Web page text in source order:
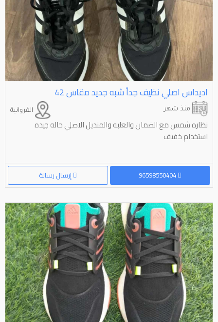
اديداس اصلي نظيف جداً شبه جديد مقاس ⁦⁦42⁩⁩
الفروانية منذ شهر
نظاره شمس مع الضمان والعلبه والمنديل الاصلي حاله جيده
استخدام خفيف
إرسال رسالة